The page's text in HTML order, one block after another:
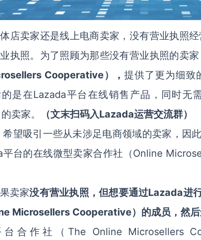
店卖家还是线上电商卖家，没有营业执照
执照。为了照顾为那些没有营业执照的卖家
Cooperative），提供了更为细致
是在Lazada平台在线销售产品，同时无
卖家。
（文末扫码入Lazada运营交流群）
希望吸引一些从未涉足电商领域的卖家，因
平台的在线微型卖家合作社（Online
卖家没有营业执照，但想要通过Lazada进
Microsellers Cooperative）的成员，然后
合作社（ The Online Microsellers